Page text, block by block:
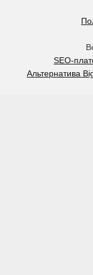
SEO-
Альтернатива